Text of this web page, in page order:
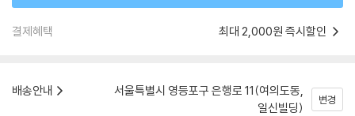
결제혜택 최대 2,000원 즉시할인
배송안내
서울특별시 영등포구 은행로 11(여의도동,
일신빌딩)
변경